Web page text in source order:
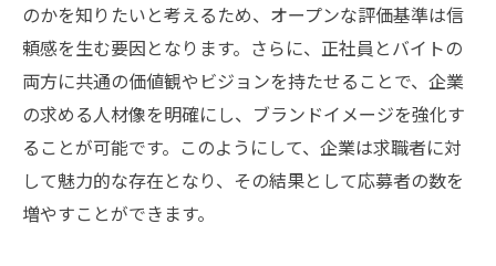
応募者にとって魅力的な評価基準の設計
求人情報と評価基準の最適な組み合わせ
採用活動を成功に導くための革新的な評価
法
変化する採用市場に対応する評価戦略
企業成長を後押しする評価体系の新潮流
のかを知りたいと考えるため、オープンな評価基準は信
頼感を生む要因となります。さらに、正社員とバイトの
両方に共通の価値観やビジョンを持たせることで、企業
の求める人材像を明確にし、ブランドイメージを強化す
ることが可能です。このようにして、企業は求職者に対
して魅力的な存在となり、その結果として応募者の数を
増やすことができます。